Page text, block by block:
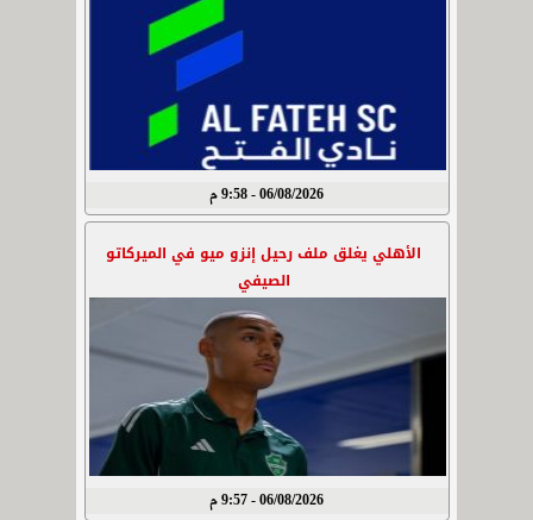
06/08/2026 - 9:58 م
الأهلي يغلق ملف رحيل إنزو ميو في الميركاتو
الصيفي
06/08/2026 - 9:57 م